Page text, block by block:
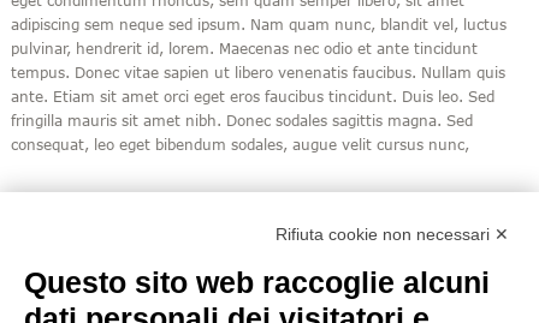
adipiscing sem neque sed ipsum. Nam quam nunc, blandit vel, luctus
pulvinar, hendrerit id, lorem. Maecenas nec odio et ante tincidunt
tempus. Donec vitae sapien ut libero venenatis faucibus. Nullam quis
ante. Etiam sit amet orci eget eros faucibus tincidunt. Duis leo. Sed
fringilla mauris sit amet nibh. Donec sodales sagittis magna. Sed
consequat, leo eget bibendum sodales, augue velit cursus nunc,
Rifiuta cookie non necessari ✕
Questo sito web raccoglie alcuni